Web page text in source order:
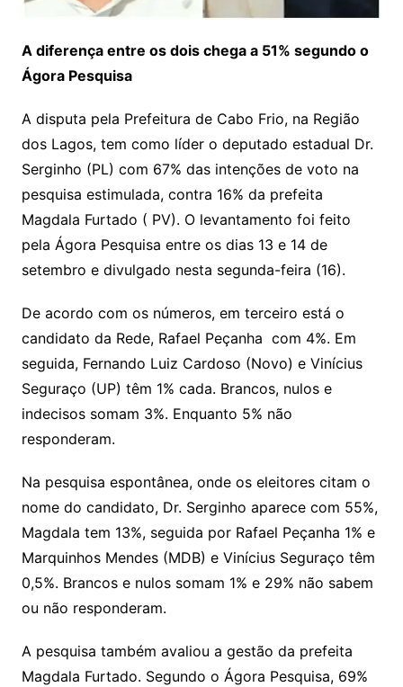
A diferença entre os dois chega a 51% segundo o
Ágora Pesquisa
A disputa pela Prefeitura de Cabo Frio, na Região
dos Lagos, tem como líder o deputado estadual Dr.
Serginho (PL) com 67% das intenções de voto na
pesquisa estimulada, contra 16% da prefeita
Magdala Furtado ( PV). O levantamento foi feito
pela Ágora Pesquisa entre os dias 13 e 14 de
setembro e divulgado nesta segunda-feira (16).
De acordo com os números, em terceiro está o
candidato da Rede, Rafael Peçanha com 4%. Em
seguida, Fernando Luiz Cardoso (Novo) e Vinícius
Seguraço (UP) têm 1% cada. Brancos, nulos e
indecisos somam 3%. Enquanto 5% não
responderam.
Na pesquisa espontânea, onde os eleitores citam o
nome do candidato, Dr. Serginho aparece com 55%,
Magdala tem 13%, seguida por Rafael Peçanha 1% e
Marquinhos Mendes (MDB) e Vinícius Seguraço têm
0,5%. Brancos e nulos somam 1% e 29% não sabem
ou não responderam.
A pesquisa também avaliou a gestão da prefeita
Magdala Furtado. Segundo o Ágora Pesquisa, 69%